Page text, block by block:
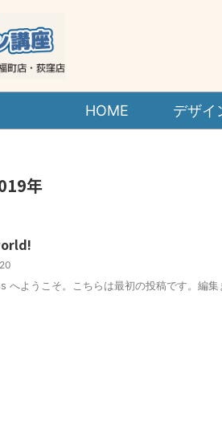
HOME デザイ
年
へようこそ。こちらは最初の投稿です。編